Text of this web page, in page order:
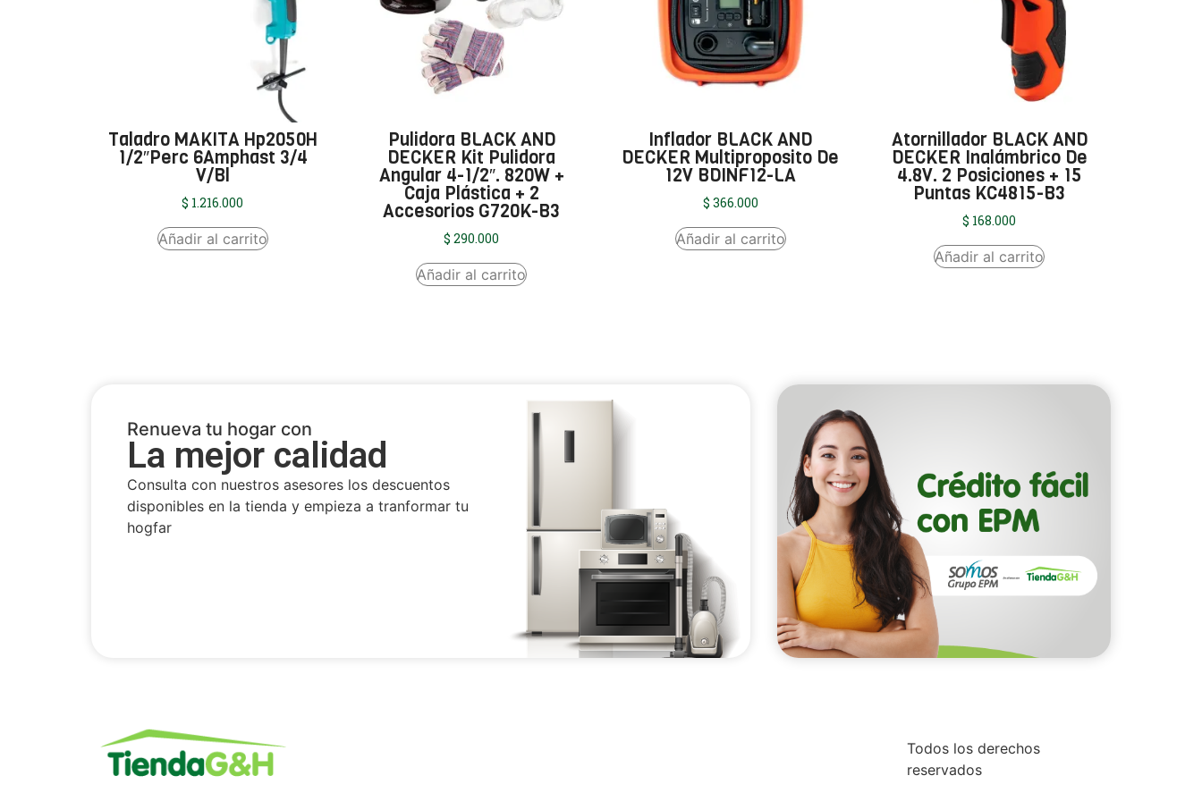
Taladro MAKITA Hp2050H
1/2″Perc 6Amphast 3/4
V/Bl
$ 1.216.000
Añadir al carrito
Pulidora BLACK AND
DECKER Kit Pulidora
Angular 4-1/2″. 820W +
Caja Plástica + 2
Accesorios G720K-B3
$ 290.000
Añadir al carrito
Inflador BLACK AND
DECKER Multiproposito De
12V BDINF12-LA
$ 366.000
Añadir al carrito
Atornillador BLACK AND
DECKER Inalámbrico De
4.8V. 2 Posiciones + 15
Puntas KC4815-B3
$ 168.000
Añadir al carrito
Renueva tu hogar con
La mejor calidad
Consulta con nuestros asesores los descuentos
disponibles en la tienda y empieza a tranformar tu
hogfar
Todos los derechos
reservados